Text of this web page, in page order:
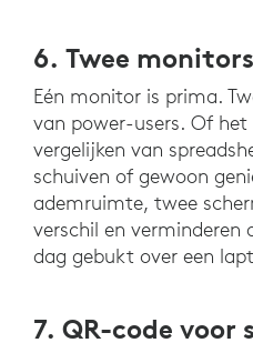
6. Twee monitors
Eén monitor is prima.
van power-users. Of
vergelijken van
schuiven of gewoon
ademruimte, twee
verschil en verminderen
dag gebukt over een
7. QR-code voor